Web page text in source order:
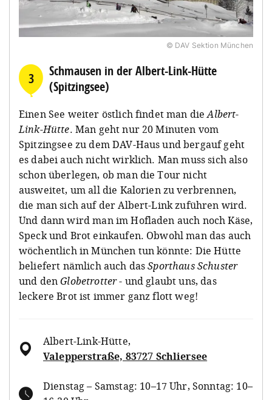
© DAV Sektion München
3
Schmausen in der Albert-Link-Hütte
(Spitzingsee)
Einen See weiter östlich findet man dieAlbert-
Link-Hütte. Man geht nur 20 Minuten vom
Spitzingsee zu dem DAV-Haus und bergauf geht
es dabei auch nicht wirklich. Man muss sich also
schon überlegen, ob man die Tour nicht
ausweitet, um all die Kalorien zu verbrennen,
die man sich auf der Albert-Link zuführen wird.
Und dann wird man im Hofladen auch noch Käse,
Speck und Brot einkaufen. Obwohl man das auch
wöchentlich in München tun könnte: Die Hütte
beliefert nämlich auch dasSporthaus Schuster
und denGlobetrotter- und glaubt uns, das
leckere Brot ist immer ganz flott weg!
Albert-Link-Hütte,
Valepperstraße, 83727 Schliersee
Dienstag – Samstag: 10–17 Uhr, Sonntag: 10–